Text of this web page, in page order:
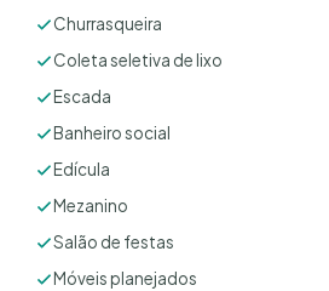
Churrasqueira
Coleta seletiva de lixo
Escada
Banheiro social
Edícula
Mezanino
Salão de festas
Móveis planejados